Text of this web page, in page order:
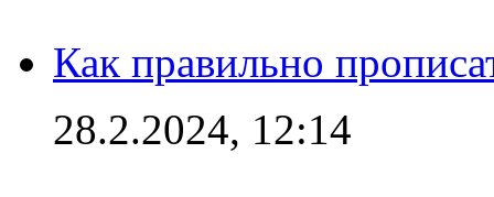
Как правильно
28.2.2024, 12:14